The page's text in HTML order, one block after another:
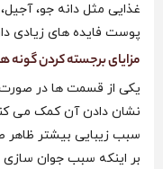
غذایی مثل دانه جو،
پوست فایده های زیادی
مزایای برجسته کردن گونه
یکی از قسمت ها در صورت
نشان دادن آن کمک می‌
سبب زیبایی بیشتر ظاهر
بر اینکه سبب جوان